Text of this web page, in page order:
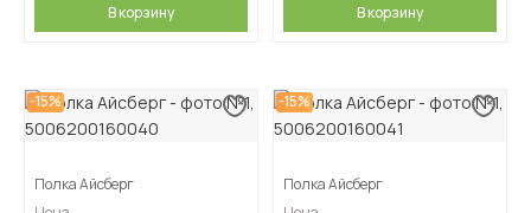
В корзину В корзину
-15%
Полка Айсберг
-15%
Полка Айсберг